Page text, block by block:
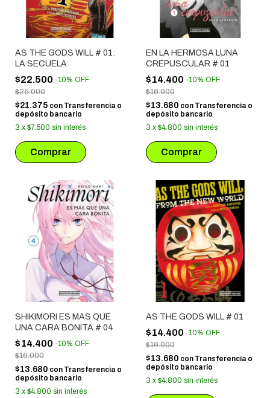
AS THE GODS WILL # 01:
LA SECUELA
$22.500 -10% OFF
$25.000
$21.375 con Transferencia o
depósito bancario
3 x $7.500 sin interés
EN LA HERMOSA LUNA
CREPUSCULAR # 01
$14.400 -10% OFF
$16.000
$13.680 con Transferencia o
depósito bancario
3 x $4.800 sin interés
SHIKIMORI ES MAS QUE
UNA CARA BONITA # 04
$14.400 -10% OFF
$16.000
$13.680 con Transferencia o
depósito bancario
3 x $4.800 sin interés
AS THE GODS WILL # 01
$14.400 -10% OFF
$16.000
$13.680 con Transferencia o
depósito bancario
3 x $4.800 sin interés